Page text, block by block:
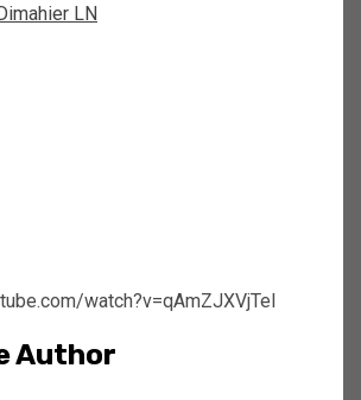
LN
watch?v=qAmZJXVjTeI
Author